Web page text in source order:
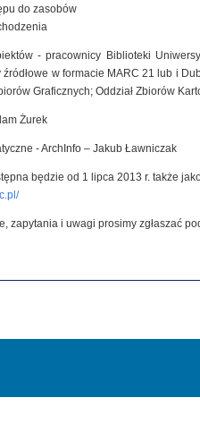
do zasobów
- pracownicy Biblioteki
w formacie MARC 21 lub i
Graficznych; Oddział Zbiorów
Żurek
- ArchInfo – Jakub Ławniczak
będzie od 1 lipca 2013 r. także
zapytania i uwagi prosimy zgłaszać